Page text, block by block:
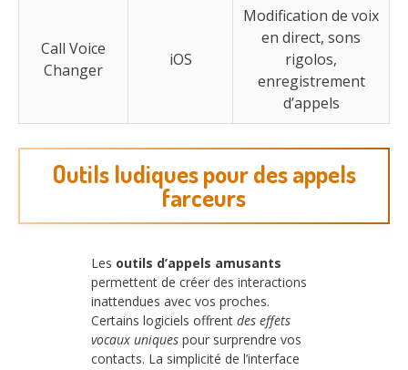
Call Voice
Changer
iOS
Modification de voix
en direct, sons
rigolos,
enregistrement
d’appels
Outils ludiques pour des appels
farceurs
Les outils d’appels amusants
permettent de créer des interactions
inattendues avec vos proches.
Certains logiciels offrent des effets
vocaux uniques pour surprendre vos
contacts. La simplicité de l’interface